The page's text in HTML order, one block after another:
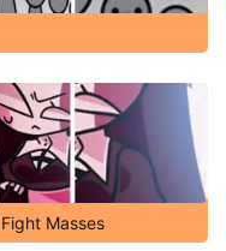
Masses